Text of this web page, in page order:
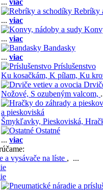
... viac
Rebríky
... viac
... viac
Bandasky
... viac
Príslušenstvo
Ku kosačkám, K pílam, Ku
Nožové, S ozubeným valcom,
a pieskoviská
Šmykľavky, Pieskoviská,
Ostatné
... viac
a vysávače na líste , ...